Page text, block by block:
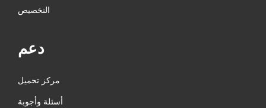
التخصيص
دعم
مركز تحميل
أسئلة وأجوبة